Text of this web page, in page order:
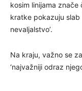
kosim linijama
kratke pokazuju slab
nevaljalstvo’.
Na kraju, važno se
‘najvažniji odraz